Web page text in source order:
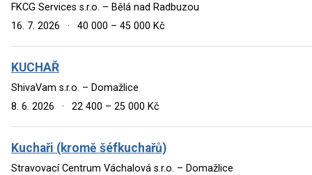
FKCG Services s.r.o. – Bělá nad Radbuzou
16. 7. 2026
· 40 000 – 45 000 Kč
KUCHAŘ
ShivaVam s.r.o. – Domažlice
8. 6. 2026
· 22 400 – 25 000 Kč
Kuchaři (kromě šéfkuchařů)
Stravovací Centrum Váchalová s.r.o. – Domažlice